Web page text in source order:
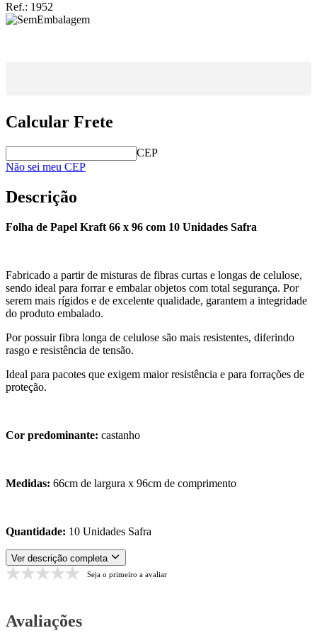
Ref.: 1952
Calcular Frete
CEP
Não sei meu CEP
Descrição
Folha de Papel Kraft 66 x 96 com 10 Unidades Safra
Fabricado a partir de misturas de fibras curtas e longas de celulose,
sendo ideal para forrar e embalar objetos com total segurança. Por
serem mais rígidos e de excelente qualidade, garantem a integridade
do produto embalado.
Por possuir fibra longa de celulose são mais resistentes, diferindo
rasgo e resistência de tensão.
Ideal para pacotes que exigem maior resistência e para forrações de
proteção.
Cor predominante: castanho
Medidas: 66cm de largura x 96cm de comprimento
Quantidade: 10 Unidades Safra
Ver descrição completa
Seja o primeiro a avaliar
Avaliações